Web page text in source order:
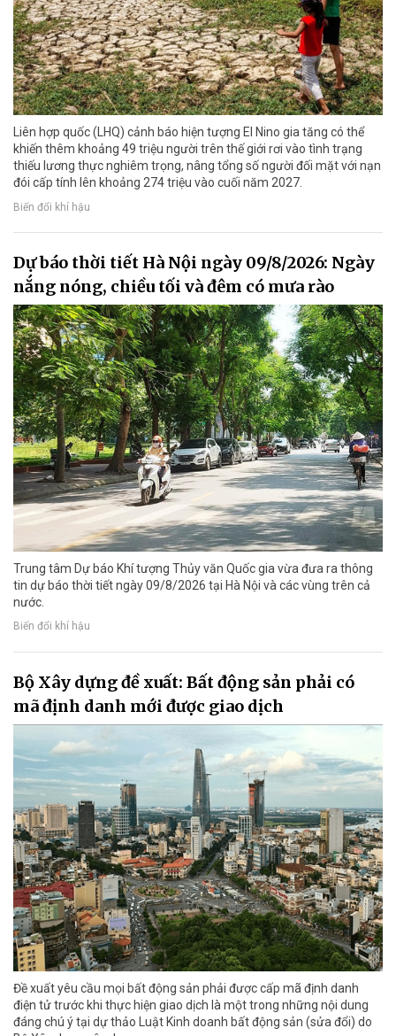
Liên hợp quốc (LHQ) cảnh báo hiện tượng El Nino gia tăng có thể
khiến thêm khoảng 49 triệu người trên thế giới rơi vào tình trạng
thiếu lương thực nghiêm trọng, nâng tổng số người đối mặt với nạn
đói cấp tính lên khoảng 274 triệu vào cuối năm 2027.
Biến đổi khí hậu
Dự báo thời tiết Hà Nội ngày 09/8/2026: Ngày
nắng nóng, chiều tối và đêm có mưa rào
Trung tâm Dự báo Khí tượng Thủy văn Quốc gia vừa đưa ra thông
tin dự báo thời tiết ngày 09/8/2026 tại Hà Nội và các vùng trên cả
nước.
Biến đổi khí hậu
Bộ Xây dựng đề xuất: Bất động sản phải có
mã định danh mới được giao dịch
Đề xuất yêu cầu mọi bất động sản phải được cấp mã định danh
điện tử trước khi thực hiện giao dịch là một trong những nội dung
đáng chú ý tại dự thảo Luật Kinh doanh bất động sản (sửa đổi) do